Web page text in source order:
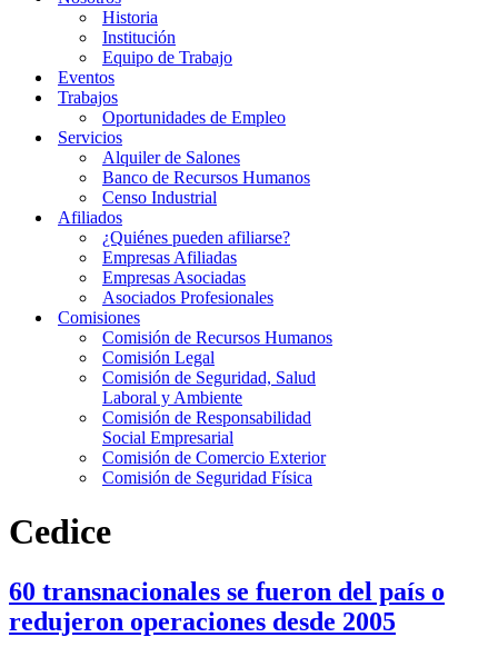
Historia
Institución
Equipo de Trabajo
Eventos
Trabajos
Oportunidades de Empleo
Servicios
Alquiler de Salones
Banco de Recursos Humanos
Censo Industrial
Afiliados
¿Quiénes pueden afiliarse?
Empresas Afiliadas
Empresas Asociadas
Asociados Profesionales
Comisiones
Comisión de Recursos Humanos
Comisión Legal
Comisión de Seguridad, Salud
Laboral y Ambiente
Comisión de Responsabilidad
Social Empresarial
Comisión de Comercio Exterior
Comisión de Seguridad Física
Cedice
60 transnacionales se fueron del país o
redujeron operaciones desde 2005